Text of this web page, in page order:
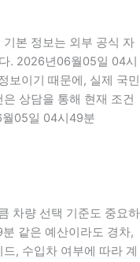
본 정보는 외부 공식 자
. 2026년06월05일 04시
보이기 때문에, 실제 국민
상담을 통해 현재 조건
05일 04시49분
차량 선택 기준도 중요하
같은 예산이라도 경차,
, 수입차 여부에 따라 계